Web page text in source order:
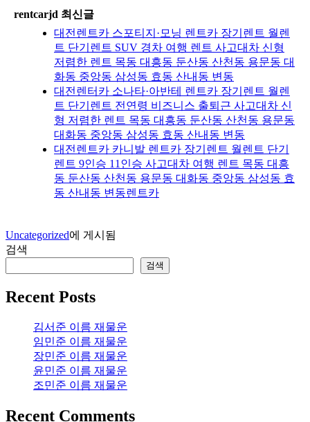
rentcarjd 최신글
대전렌트카 스포티지·모닝 렌트카 장기렌트 월렌
트 단기렌트 SUV 경차 여행 렌트 사고대차 신형
저렴한 렌트 목동 대흥동 둔산동 산천동 용문동 대
화동 중앙동 삼성동 효동 산내동 변동
대전렌터카 소나타·아반테 렌트카 장기렌트 월렌
트 단기렌트 전연령 비즈니스 출퇴근 사고대차 신
형 저렴한 렌트 목동 대흥동 둔산동 산천동 용문동
대화동 중앙동 삼성동 효동 산내동 변동
대전렌트카 카니발 렌트카 장기렌트 월렌트 단기
렌트 9인승 11인승 사고대차 여행 렌트 목동 대흥
동 둔산동 산천동 용문동 대화동 중앙동 삼성동 효
동 산내동 변동렌트카
Uncategorized에 게시됨
검색
검색
Recent Posts
김서준 이름 재물운
임민준 이름 재물운
장민준 이름 재물운
윤민준 이름 재물운
조민준 이름 재물운
Recent Comments